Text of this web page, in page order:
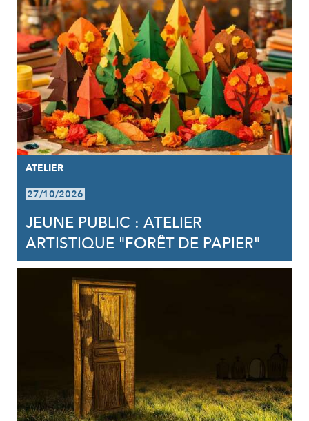
ATELIER
27/10/2026
JEUNE PUBLIC : ATELIER
ARTISTIQUE "FORÊT DE PAPIER"